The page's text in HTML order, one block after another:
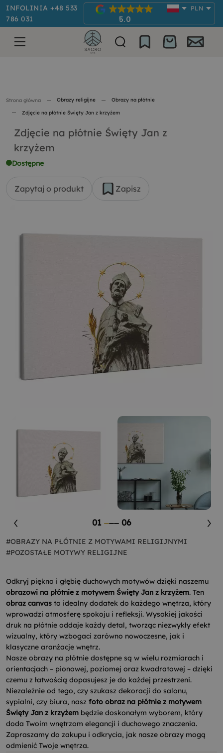
INFOLINIA +48 533
786 031
5.0
PLN
Strona główna Obrazy religijne Obrazy na płótnie
Zdjęcie na płótnie Święty Jan z krzyżem
Zdjęcie na płótnie Święty Jan z
krzyżem
Dostępne
Zapytaj o produkt Zapisz
01 06
#OBRAZY NA PŁÓTNIE Z MOTYWAMI RELIGIJNYMI
#POZOSTAŁE MOTYWY RELIGIJNE
Odkryj piękno i głębię duchowych motywów dzięki naszemu
obrazowi na płótnie z motywem Święty Jan z krzyżem. Ten
obraz canvas to idealny dodatek do każdego wnętrza, który
wprowadzi atmosferę spokoju i refleksji. Wysokiej jakości
druk na płótnie oddaje każdy detal, tworząc niezwykły efekt
wizualny, który wzbogaci zarówno nowoczesne, jak i
klasyczne aranżacje wnętrz.
Nasze obrazy na płótnie dostępne są w wielu rozmiarach i
orientacjach – pionowej, poziomej oraz kwadratowej – dzięki
czemu z łatwością dopasujesz je do każdej przestrzeni.
Niezależnie od tego, czy szukasz dekoracji do salonu,
sypialni, czy biura, nasz foto obraz na płótnie z motywem
Święty Jan z krzyżem będzie doskonałym wyborem, który
doda Twoim wnętrzom elegancji i duchowego znaczenia.
Zapraszamy do zakupu i odkrycia, jak nasze obrazy mogą
odmienić Twoje wnętrza.